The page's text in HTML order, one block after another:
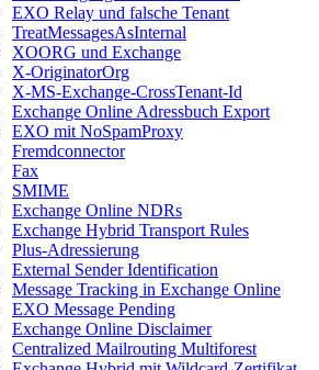
EXO Relay und falsche Tenant
TreatMessagesAsInternal
XOORG und Exchange
X-OriginatorOrg
X-MS-Exchange-CrossTenant-Id
Exchange Online Adressbuch Export
EXO mit NoSpamProxy
Fremdconnector
Fax
SMIME
Exchange Online NDRs
Exchange Hybrid Transport Rules
Plus-Adressierung
External Sender Identification
Message Tracking in Exchange Online
EXO Message Pending
Exchange Online Disclaimer
Centralized Mailrouting Multiforest